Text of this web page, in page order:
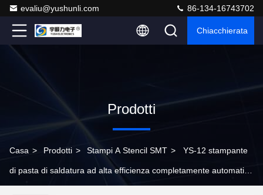
evaliu@yushunli.com 86-134-16743702
Chiacchierata
Prodotti
Casa > Prodotti > Stampi A Stencil SMT > YS-12 stampante
di pasta di saldatura ad alta efficienza completamente automatica